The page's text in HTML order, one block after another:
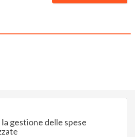
gestione delle spese